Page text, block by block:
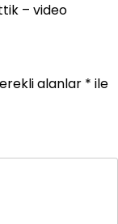
– video
alanlar * ile